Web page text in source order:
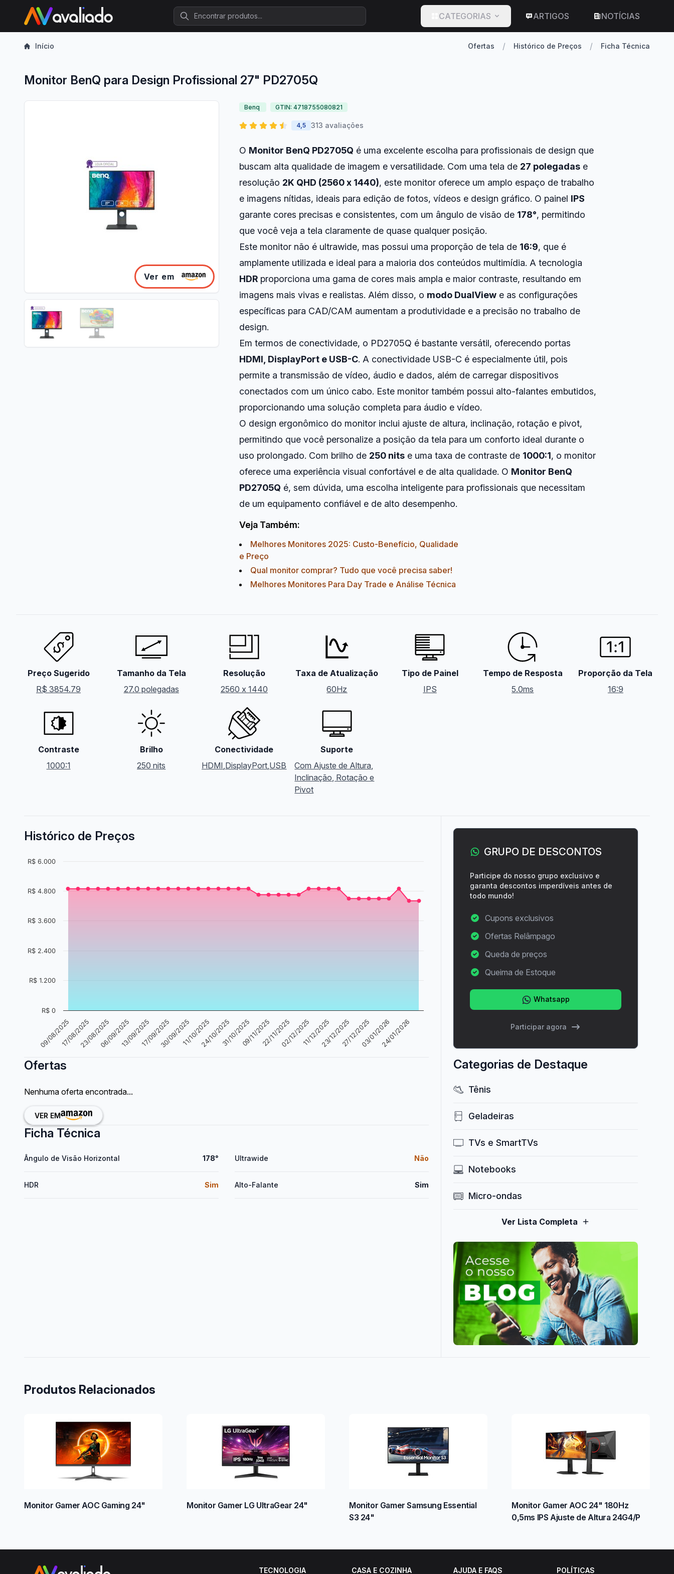
Procurar
CATEGORIAS ARTIGOS NOTÍCIAS
Início Ofertas / Histórico de Preços / Ficha Técnica
Monitor BenQ para Design Profissional 27" PD2705Q
Ver em
Benq GTIN: 4718755080821
4,5 313 avaliações
O Monitor BenQ PD2705Q é uma excelente escolha para profissionais de design que
buscam alta qualidade de imagem e versatilidade. Com uma tela de 27 polegadas e
resolução 2K QHD (2560 x 1440), este monitor oferece um amplo espaço de trabalho
e imagens nítidas, ideais para edição de fotos, vídeos e design gráfico. O painel IPS
garante cores precisas e consistentes, com um ângulo de visão de 178°, permitindo
que você veja a tela claramente de quase qualquer posição.
Este monitor não é ultrawide, mas possui uma proporção de tela de 16:9, que é
amplamente utilizada e ideal para a maioria dos conteúdos multimídia. A tecnologia
HDR proporciona uma gama de cores mais ampla e maior contraste, resultando em
imagens mais vivas e realistas. Além disso, o modo DualView e as configurações
específicas para CAD/CAM aumentam a produtividade e a precisão no trabalho de
design.
Em termos de conectividade, o PD2705Q é bastante versátil, oferecendo portas
HDMI, DisplayPort e USB-C. A conectividade USB-C é especialmente útil, pois
permite a transmissão de vídeo, áudio e dados, além de carregar dispositivos
conectados com um único cabo. Este monitor também possui alto-falantes embutidos,
proporcionando uma solução completa para áudio e vídeo.
O design ergonômico do monitor inclui ajuste de altura, inclinação, rotação e pivot,
permitindo que você personalize a posição da tela para um conforto ideal durante o
uso prolongado. Com brilho de 250 nits e uma taxa de contraste de 1000:1, o monitor
oferece uma experiência visual confortável e de alta qualidade. O Monitor BenQ
PD2705Q é, sem dúvida, uma escolha inteligente para profissionais que necessitam
de um equipamento confiável e de alto desempenho.
Veja Também:
Melhores Monitores 2025: Custo-Benefício, Qualidade
e Preço
Qual monitor comprar? Tudo que você precisa saber!
Melhores Monitores Para Day Trade e Análise Técnica
Preço Sugerido
R$ 3854.79
Tamanho da Tela
27.0 polegadas
Resolução
2560 x 1440
Taxa de Atualização
60Hz
Tipo de Painel
IPS
Tempo de Resposta
5.0ms
Proporção da Tela
16:9
Contraste
1000:1
Brilho
250 nits
Conectividade
HDMI,DisplayPort,USB
Suporte
Com Ajuste de Altura,
Inclinação, Rotação e
Pivot
Histórico de Preços
09/08/202517/08/202523/08/202506/09/202513/09/202517/09/202530/09/202511/10/202524/10/202531/10/202509/11/202522/11/202502/12/202511/12/202523/12/202527/12/202503/01/202624/01/2026
R$ 0
R$ 1.200
R$ 2.400
R$ 3.600
R$ 4.800
R$ 6.000
Ofertas
Nenhuma oferta encontrada...
VER EM
Ficha Técnica
Ângulo de Visão Horizontal 178°
HDR Sim
Ultrawide Não
Alto-Falante Sim
GRUPO DE DESCONTOS
Participe do nosso grupo exclusivo e
garanta descontos imperdíveis antes de
todo mundo!
Cupons exclusivos
Ofertas Relâmpago
Queda de preços
Queima de Estoque
Whatsapp
Participar agora
Categorias de Destaque
Tênis
Geladeiras
TVs e SmartTVs
Notebooks
Micro-ondas
Ver Lista Completa
Produtos Relacionados
Monitor Gamer AOC Gaming 24" Monitor Gamer LG UltraGear 24"
Monitor Gamer Samsung Essential
S3 24"
Monitor Gamer AOC 24" 180Hz
0,5ms IPS Ajuste de Altura 24G4/P
TECNOLOGIA CASA E COZINHA AJUDA E FAQS POLÍTICAS